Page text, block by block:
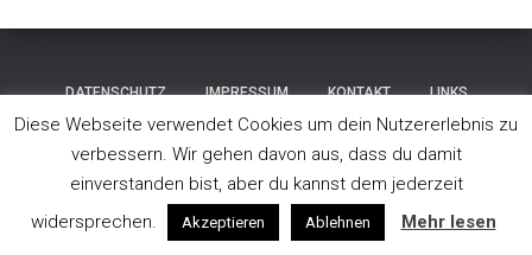
DATENSCHUTZ IMPRESSUM KONTAKT LINKS
STARTSEITE ÜBER UNS WETTKAMPF
Hestia | Entwickelt vonThemeIsle
Diese Webseite verwendet Cookies um dein Nutzererlebnis zu
verbessern. Wir gehen davon aus, dass du damit
einverstanden bist, aber du kannst dem jederzeit
widersprechen.
Akzeptieren Ablehnen Mehr lesen